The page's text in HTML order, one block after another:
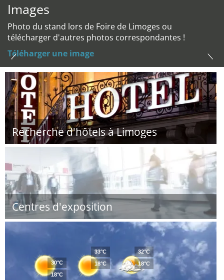
Images
Photo du stand lors de Foire de Limoges ou
télécharger d'autres photos correspondantes !
Téléharger une image
Recherche d'hôtels à Limoges
Centres d'exposition
30°C
18°C
33°C
18°C
32°C
18°C